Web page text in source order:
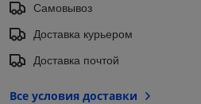
Самовывоз
Доставка курьером
Доставка почтой
Все условия доставки